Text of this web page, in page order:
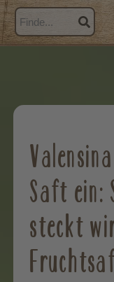
Saft ein:
steckt